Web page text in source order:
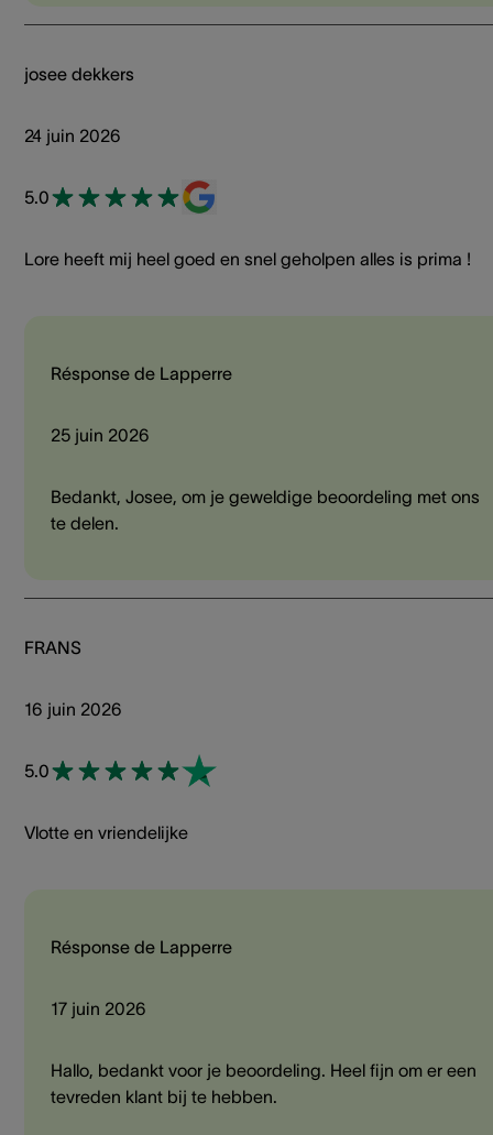
josee dekkers
24 juin 2026
5.0
Lore heeft mij heel goed en snel geholpen alles is prima !
Résponse de Lapperre
25 juin 2026
Bedankt, Josee, om je geweldige beoordeling met ons
te delen.
FRANS
16 juin 2026
5.0
Vlotte en vriendelijke
Résponse de Lapperre
17 juin 2026
Hallo, bedankt voor je beoordeling. Heel fijn om er een
tevreden klant bij te hebben.